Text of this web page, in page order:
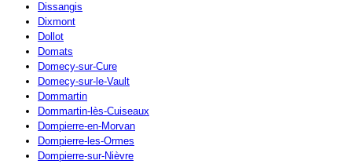
Dissangis
Dixmont
Dollot
Domats
Domecy-sur-Cure
Domecy-sur-le-Vault
Dommartin
Dommartin-lès-Cuiseaux
Dompierre-en-Morvan
Dompierre-les-Ormes
Dompierre-sur-Nièvre